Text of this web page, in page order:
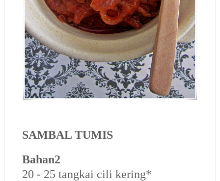
SAMBAL TUMIS
Bahan2
20 - 25 tangkai cili kering*